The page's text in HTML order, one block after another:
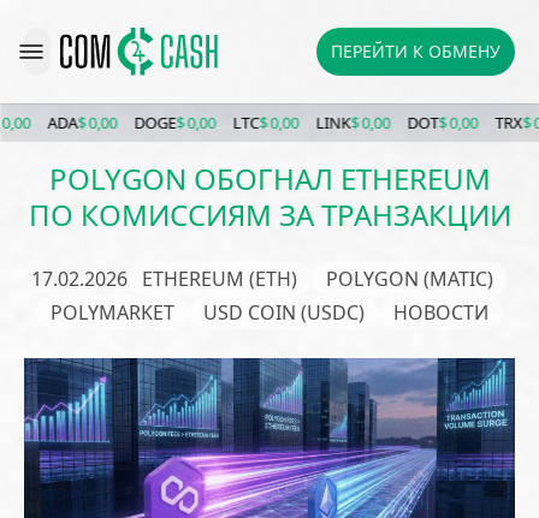
ПЕРЕЙТИ К ОБМЕНУ
ADA $ 0,00 DOGE$ 0,00 LTC $ 0,00 LINK$ 0,00 DOT $ 0,00 TRX $ 0,00
POLYGON ОБОГНАЛ ETHEREUM
ПО КОМИССИЯМ ЗА ТРАНЗАКЦИИ
17.02.2026 ETHEREUM (ETH)
POLYGON (MATIC)
POLYMARKET
USD COIN (USDC) НОВОСТИ